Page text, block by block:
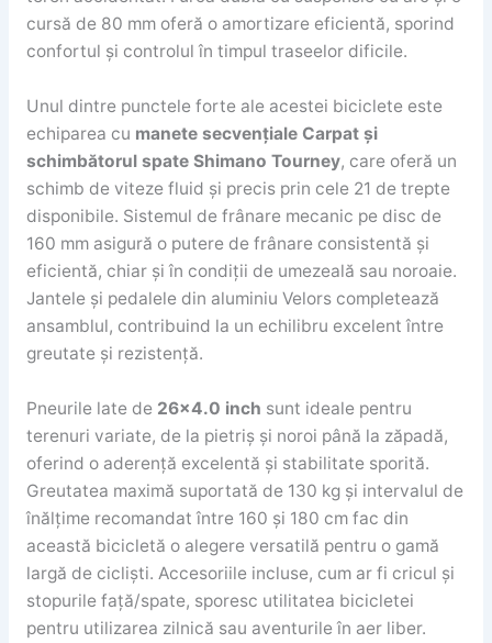
cursă de 80 mm oferă o amortizare eficientă, sporind
confortul și controlul în timpul traseelor dificile.
Unul dintre punctele forte ale acestei biciclete este
echiparea cu manete secvențiale Carpat și
schimbătorul spate Shimano Tourney, care oferă un
schimb de viteze fluid și precis prin cele 21 de trepte
disponibile. Sistemul de frânare mecanic pe disc de
160 mm asigură o putere de frânare consistentă și
eficientă, chiar și în condiții de umezeală sau noroaie.
Jantele și pedalele din aluminiu Velors completează
ansamblul, contribuind la un echilibru excelent între
greutate și rezistență.
Pneurile late de 26×4.0 inch sunt ideale pentru
terenuri variate, de la pietriș și noroi până la zăpadă,
oferind o aderență excelentă și stabilitate sporită.
Greutatea maximă suportată de 130 kg și intervalul de
înălțime recomandat între 160 și 180 cm fac din
această bicicletă o alegere versatilă pentru o gamă
largă de cicliști. Accesoriile incluse, cum ar fi cricul și
stopurile față/spate, sporesc utilitatea bicicletei
pentru utilizarea zilnică sau aventurile în aer liber.